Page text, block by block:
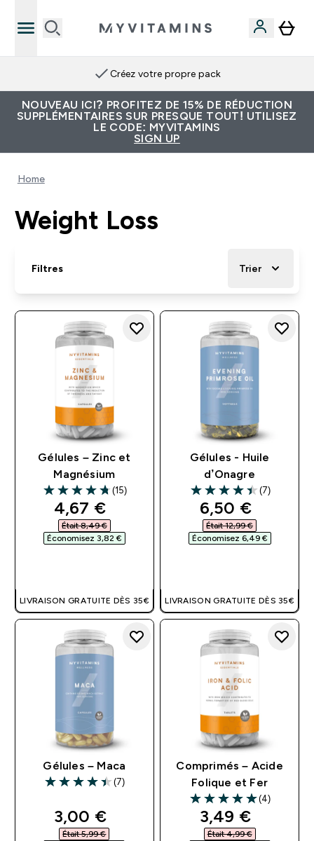
Créez votre propre pack
NOUVEAU ICI? PROFITEZ DE 15% DE RÉDUCTION
SUPPLÉMENTAIRES SUR PRESQUE TOUT! UTILISEZ
LE CODE: MYVITAMINS
SIGN UP
Home
Weight Loss
Filtres Trier
Gélules – Zinc et
Magnésium
4.73 out of 5 stars
(15)
discounted price
4,67 €‎
Était 8,49 €‎
Économisez 3,82 €‎
LIVRAISON GRATUITE DÈS 35€
Gélules - Huile
d’Onagre
4.43 out of 5 stars
(7)
discounted
6,50 €‎
Était 12,99 €‎
Économisez 6,49 €‎
LIVRAISON GRATUITE DÈS 35€
Gélules – Maca
4.43 out of 5 stars
(7)
discounted price
3,00 €‎
Était 5,99 €‎
Comprimés – Acide
Folique et Fer
5 out of 5 stars
(4)
discounted
3,49 €‎
Était 4,99 €‎